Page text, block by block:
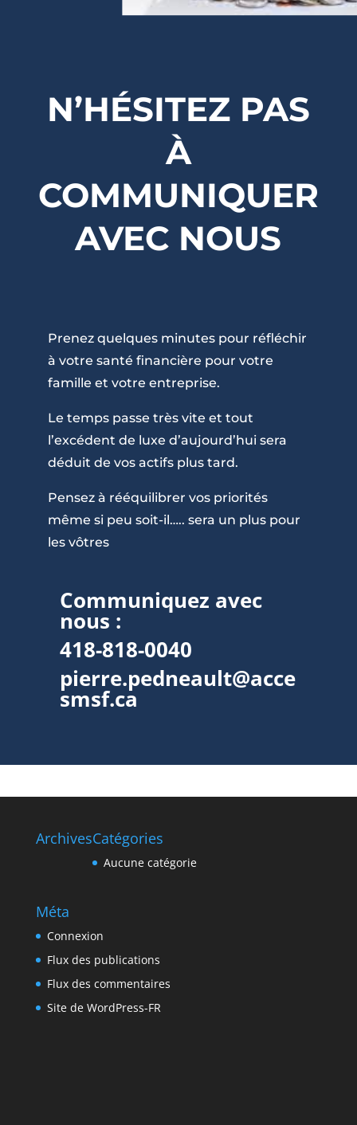
N’HÉSITEZ PAS
À
COMMUNIQUER
AVEC NOUS
Prenez quelques minutes pour réfléchir
à votre santé financière pour votre
famille et votre entreprise.
Le temps passe très vite et tout
l’excédent de luxe d’aujourd’hui sera
déduit de vos actifs plus tard.
Pensez à rééquilibrer vos priorités
même si peu soit-il….. sera un plus pour
les vôtres
Communiquez avec
nous :
418-818-0040
pierre.pedneault@acce
smsf.ca
ArchivesCatégories
Aucune catégorie
Méta
Connexion
Flux des publications
Flux des commentaires
Site de WordPress-FR